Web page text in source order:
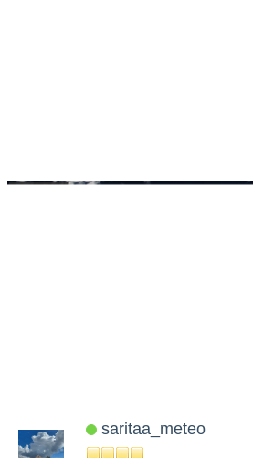
saritaa_meteo